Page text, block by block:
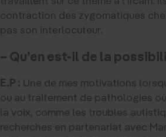
contraction des zygomatiques
pas son interlocuteur.
– Qu’en est-il de la
E.P : Une de mes motivations
ou au traitement de pathologies
la voix, comme les troubles
recherches en partenariat avec